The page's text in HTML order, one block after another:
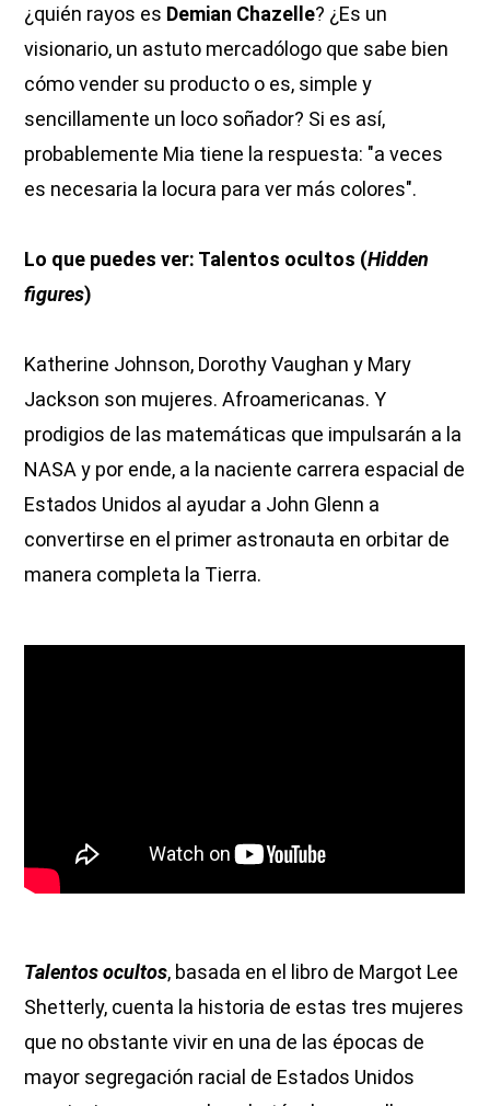
¿quién rayos es Demian Chazelle? ¿Es un
visionario, un astuto mercadólogo que sabe bien
cómo vender su producto o es, simple y
sencillamente un loco soñador? Si es así,
probablemente Mia tiene la respuesta: "a veces
es necesaria la locura para ver más colores".
Lo que puedes ver: Talentos ocultos (Hidden
figures)
Katherine Johnson, Dorothy Vaughan y Mary
Jackson son mujeres. Afroamericanas. Y
prodigios de las matemáticas que impulsarán a la
NASA y por ende, a la naciente carrera espacial de
Estados Unidos al ayudar a John Glenn a
convertirse en el primer astronauta en orbitar de
manera completa la Tierra.
Talentos ocultos, basada en el libro de Margot Lee
Shetterly, cuenta la historia de estas tres mujeres
que no obstante vivir en una de las épocas de
mayor segregación racial de Estados Unidos